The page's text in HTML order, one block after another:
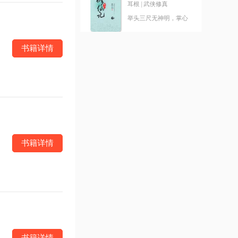
书籍详情
书籍详情
耳根
武侠修真
举头三尺无神明，掌心